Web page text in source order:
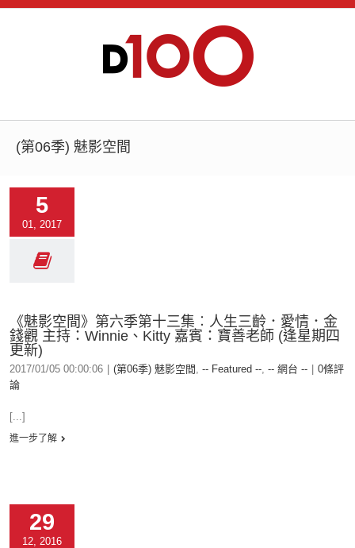
(第06季) 魅影空間
5
01, 2017
《魅影空間》第六季第十三集︰人生三齡．愛情．金
錢觀 主持：Winnie、Kitty 嘉賓：寶善老師 (逢星期四
更新)
2017/01/05 00:00:06 (第06季) 魅影空間 , -- Featured --, -- 網台 --
0條評
論
[...]
進一步了解
29
12, 2016